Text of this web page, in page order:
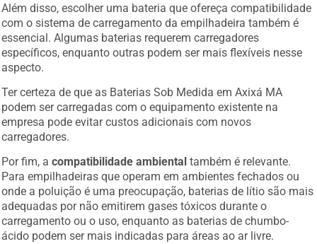
Além disso, escolher uma bateria que ofereça compatibilidade
com o sistema de carregamento da empilhadeira também é
essencial. Algumas baterias requerem carregadores
específicos, enquanto outras podem ser mais flexíveis nesse
aspecto.
Ter certeza de que as Baterias Sob Medida em Axixá MA
podem ser carregadas com o equipamento existente na
empresa pode evitar custos adicionais com novos
carregadores.
Por fim, acompatibilidade ambiental também é relevante.
Para empilhadeiras que operam em ambientes fechados ou
onde a poluição é uma preocupação, baterias de lítio são mais
adequadas por não emitirem gases tóxicos durante o
carregamento ou o uso, enquanto as baterias de chumbo-
ácido podem ser mais indicadas para áreas ao ar livre.